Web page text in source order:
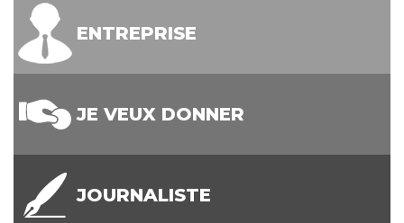
ENTREPRISE
JE VEUX DONNER
JOURNALISTE